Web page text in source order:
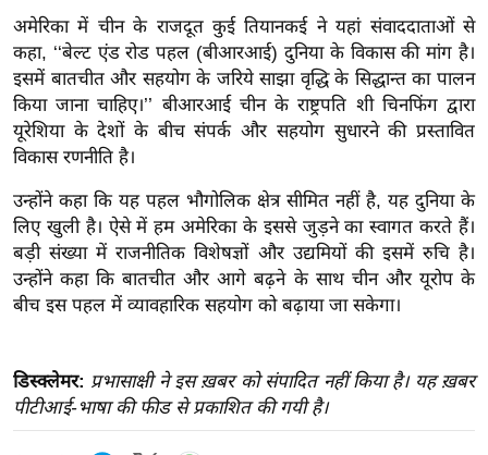
इ
म
ई
-
पे
प
मि
सा
ल
सा
ल
अमेरिका में चीन के राजदूत कुई तियानकई ने यहां संवाददाताओं से
कहा, ‘‘बेल्ट एंड रोड पहल (बीआरआई) दुनिया के विकास की मांग है।
इसमें बातचीत और सहयोग के जरिये साझा वृद्धि के सिद्धान्त का पालन
किया जाना चाहिए।’’ बीआरआई चीन के राष्ट्रपति शी चिनफिंग द्वारा
यूरेशिया के देशों के बीच संपर्क और सहयोग सुधारने की प्रस्तावित
विकास रणनीति है।
उन्होंने कहा कि यह पहल भौगोलिक क्षेत्र सीमित नहीं है, यह दुनिया के
लिए खुली है। ऐसे में हम अमेरिका के इससे जुड़ने का स्वागत करते हैं।
बड़ी संख्या में राजनीतिक विशेषज्ञों और उद्यमियों की इसमें रुचि है।
उन्होंने कहा कि बातचीत और आगे बढ़ने के साथ चीन और यूरोप के
बीच इस पहल में व्यावहारिक सहयोग को बढ़ाया जा सकेगा।
डिस्क्लेमर: प्रभासाक्षी ने इस ख़बर को संपादित नहीं किया है। यह ख़बर
पीटीआई-भाषा की फीड से प्रकाशित की गयी है।